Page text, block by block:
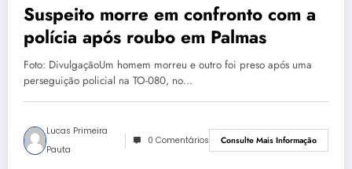
Suspeito morre em confronto com a
polícia após roubo em Palmas
Foto: DivulgaçãoUm homem morreu e outro foi preso após uma
perseguição policial na TO-080, no…
Lucas Primeira
Pauta
0 Comentários Consulte Mais Informação